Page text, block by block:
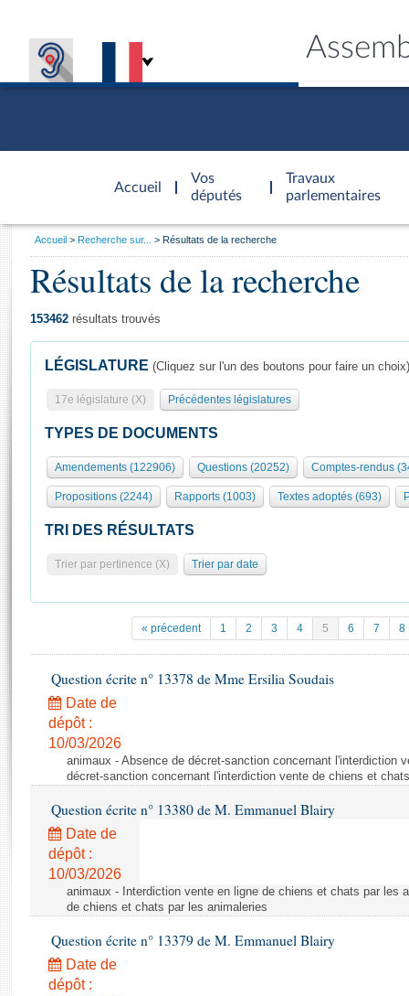
Accueil
d'accueil
Vos
députés
Travaux
parlementaires
Présidence
577 députés
Groupes politiques
Séance publique
Commissions et autres organes
Europe et International
Pétitions
Projets de loi
Propositions de loi
Amendements
Textes adoptés
Rapports législatifs
Rapports sur l'application des lois
Baromètre de l’application des lois
Dossiers législatifs
Budget et sécurité sociale
Questions écrites et orales
Général
Rôle et pouvoirs de l'Assemblée
Organisation de l'Assemblée
Présidence Conférence des Présidents Bureau Collège des
Statistiques et chiffres clés
Documents de référence
( Constitution | Règlement de l'Assemblée ... )
Histoire
Juniors
Anciennes législatures
Visiter l'Assemblée
Visite virtuelle du palais Bourbon
Assister à une séance
La Bibliothèque
Contacts et plan d'accès
Photos libres de droit
Vous
Accueil Recherche sur... Résultats de la recherche
Résultats de la recherche
153462 résultats trouvés
LÉGISLATURE (Cliquez sur l'un des boutons pour faire un choix)
17e législature (X) Précédentes législatures
TYPES DE DOCUMENTS
Amendements (122906) Questions (20252) Comptes-rendus
Propositions (2244) Rapports (1003) Textes adoptés (693)
TRI DES RÉSULTATS
Trier par pertinence (X) Trier par date
« précedent 1 2 3 4 5 6 7 8
Question écrite n° 13378 de Mme Ersilia Soudais
Date de
dépôt :
10/03/2026
animaux - Absence de décret-sanction concernant l'interdiction
décret-sanction concernant l'interdiction vente de chiens et chats
Question écrite n° 13380 de M. Emmanuel Blairy
Date de
dépôt :
10/03/2026
animaux - Interdiction vente en ligne de chiens et chats par les
de chiens et chats par les animaleries
Question écrite n° 13379 de M. Emmanuel Blairy
Date de
dépôt :